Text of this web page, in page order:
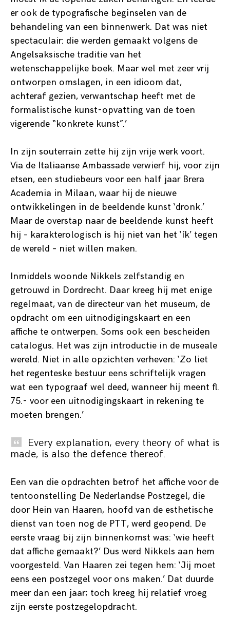
er ook de typografische beginselen van de
behandeling van een binnenwerk. Dat was niet
spectaculair: die werden gemaakt volgens de
Angelsaksische traditie van het
wetenschappelijke boek. Maar wel met zeer vrij
ontworpen omslagen, in een idioom dat,
achteraf gezien, verwantschap heeft met de
formalistische kunst-opvatting van de toen
vigerende “konkrete kunst”.’
In zijn souterrain zette hij zijn vrije werk voort.
Via de Italiaanse Ambassade verwierf hij, voor zijn
etsen, een studiebeurs voor een half jaar Brera
Academia in Milaan, waar hij de nieuwe
ontwikkelingen in de beeldende kunst ‘dronk.’
Maar de overstap naar de beeldende kunst heeft
hij – karakterologisch is hij niet van het ‘ík’ tegen
de wereld – niet willen maken.
Inmiddels woonde Nikkels zelfstandig en
getrouwd in Dordrecht. Daar kreeg hij met enige
regelmaat, van de directeur van het museum, de
opdracht om een uitnodigingskaart en een
affiche te ontwerpen. Soms ook een bescheiden
catalogus. Het was zijn introductie in de museale
wereld. Niet in alle opzichten verheven: ‘Zo liet
het regenteske bestuur eens schriftelijk vragen
wat een typograaf wel deed, wanneer hij meent fl.
75.- voor een uitnodigingskaart in rekening te
moeten brengen.’
Every explanation, every theory of what is
made, is also the defence thereof.
Een van die opdrachten betrof het affiche voor de
tentoonstelling De Nederlandse Postzegel, die
door Hein van Haaren, hoofd van de esthetische
dienst van toen nog de PTT, werd geopend. De
eerste vraag bij zijn binnenkomst was: ‘wie heeft
dat affiche gemaakt?’ Dus werd Nikkels aan hem
voorgesteld. Van Haaren zei tegen hem: ‘Jij moet
eens een postzegel voor ons maken.’ Dat duurde
meer dan een jaar; toch kreeg hij relatief vroeg
zijn eerste postzegelopdracht.